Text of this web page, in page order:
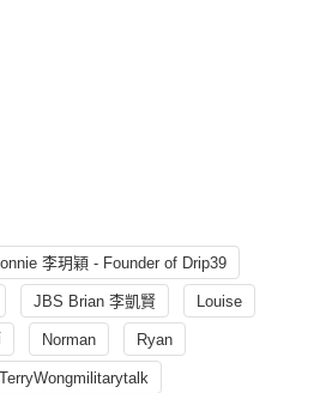
李玥穎 - Founder of Drip39
JBS Brian 李凱賢 Louise
Norman Ryan